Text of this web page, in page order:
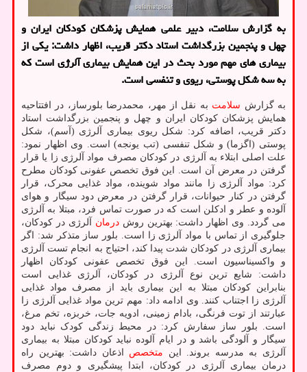
به گزارش سلامت، دبیر علمی همایش پزشکان کودکان ایران و
چهل و پنجمین بزرگداشت استاد دکتر قریب، اظهار داشت: یکی از
بیماری های مهم مورد بحث در این همایش بیماری آلرژی است که
به سه شکل پوستی، ریوی و تنفسی است.
به گزارش سلامت به نقل از مهر، محمدرضا بلورساز، در افتتاحیه
همایش پزشکان کودکان ایران و چهل و پنجمین بزرگداشت استاد
دکتر قریب، اضافه کرد: شکل ریوی بیماری آلرژی (آسم)، شکل
پوستی (اگزما) و شکل تنفسی (تب یونجه) است. وی اظهار نمود:
علت اصلی ابتلاء به آلرژی در کودکان مصرف مواد آلرژی زا یا قرار
گرفتن در معرض آن است. این فوق تخصص عفونی کودکان مطرح
کرد: مواد آلرژی زا مانند مواد شوینده، مواد غذایی محرک، قرار
گرفتن در کنار حیوانات، قرار گرفتن در معرض دود سیگار و هوای
آلوده و عطر و ادکلن است که در صورت تماس فرد، مبتلا به آلرژی
می گردد. وی اظهار داشت: بهترین روشدرمان آلرژی در کودکان،
جلوگیری از تماس با مواد آلرژی زا است. بلور ساز متذکر شد: اگر
بیماری آلرژی در کودکان شدت پیدا کند، احتیاج به انجام تست آلرژی
و واکسیناسیون است. این فوق تخصص عفونی کودکان اظهار
داشت: شایع ترین نوع آلرژی در کودکان، آلرژی غذایی است
بنابراین کودکان مبتلا به این بیماری باید از مصرف مواد غذایی
آلرژی زا اجتناب کنند. وی ادامه داد: مهم ترین مواد غذایی آلرژی زا
عبارتند از توت فرنگی، بادام زمینی، ادویه جات، خربزه، تخم مرغ،
است. بلور ساز سفارش کرد: در محیط زندگی کودک نباید دود
سیگار و آلودگی باشد و در ایام آلوده نباید کودکان مبتلا به بیماری
آلرژی به مدرسه بروند. این متخصص اذعان داشت: بهترین راه
درمان بیماری آلرژی در کودکان، ابتدا پیشگیری و دوم مصرف